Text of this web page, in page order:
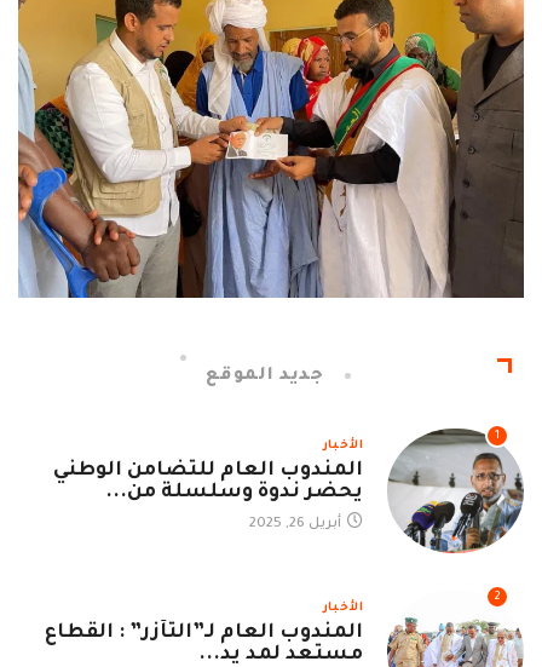
جديد الموقع
الأخبار
المندوب العام للتضامن الوطني
يحضر ندوة وسلسلة من...
أبريل 26, 2025
2
الأخبار
المندوب العام لـ”التآزر” : القطاع
مستعد لمد يد...